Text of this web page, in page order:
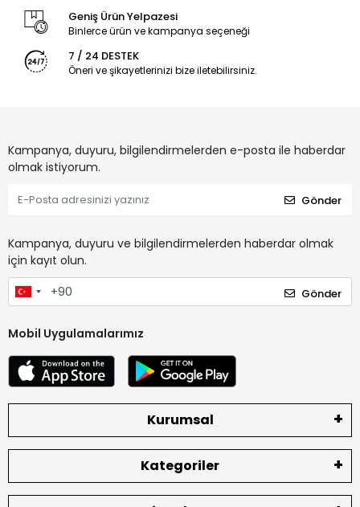
Geniş Ürün Yelpazesi
Binlerce ürün ve kampanya seçeneği
7 / 24 DESTEK
Öneri ve şikayetlerinizi bize iletebilirsiniz.
Kampanya, duyuru, bilgilendirmelerden e-posta ile haberdar
olmak istiyorum.
Gönder
Kampanya, duyuru ve bilgilendirmelerden haberdar olmak
için kayıt olun.
Gönder
Mobil Uygulamalarımız
Kurumsal
Kategoriler